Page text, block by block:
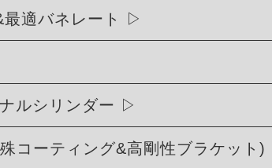
適バネレート
ルシリンダー
コーティング&高剛性ブラケット)